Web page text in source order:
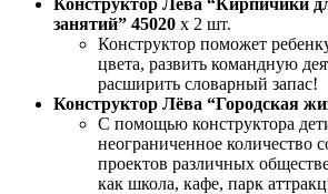
Конструктор Лёва “Кирпичики
занятий” 45020 x 2 шт.
Конструктор поможет
цвета, развить командную
расширить словарный запас!
Конструктор Лёва “Городская
С помощью конструктора
неограниченное количество
проектов различных
как школа, кафе, парк